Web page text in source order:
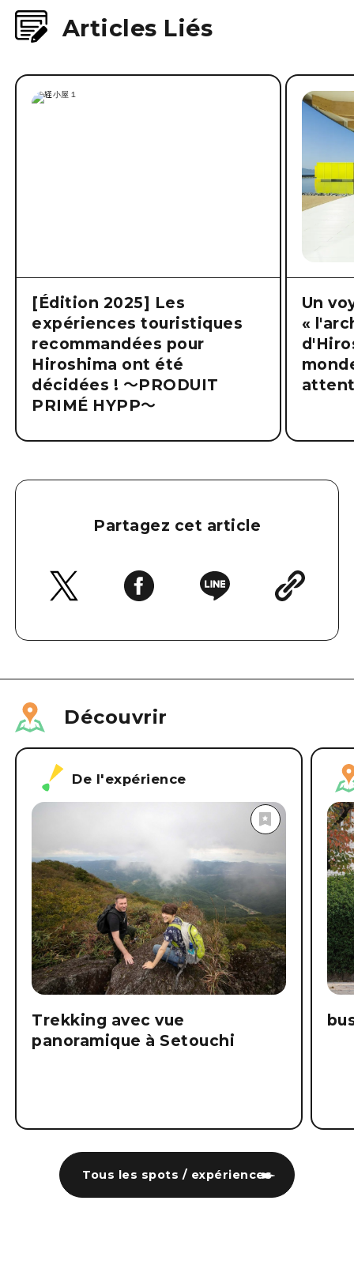
Articles Liés
[Édition 2025] Les
expériences touristiques
recommandées pour
Hiroshima ont été
décidées ! ～PRODUIT
PRIMÉ HYPP～
Un
«
Partagez cet article
Découvrir
Tous les spots / expériences
De l'expérience
Trekking avec vue
panoramique à Setouchi